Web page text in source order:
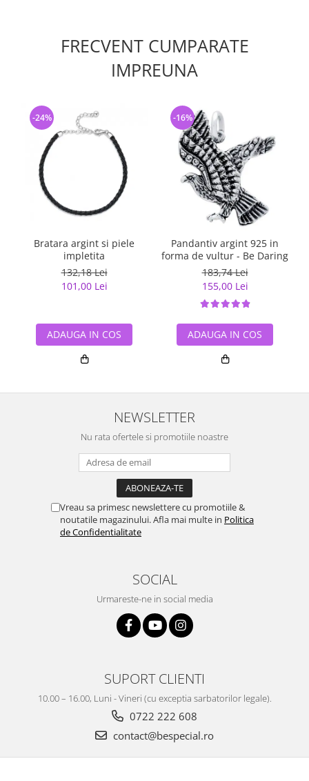
FRECVENT CUMPARATE
IMPREUNA
Bratara argint si piele
impletita
132,18 Lei
101,00 Lei
-24%
ADAUGA IN COS
Pandantiv argint 925 in
forma de vultur - Be Daring
183,74 Lei
155,00 Lei
-16%
ADAUGA IN COS
NEWSLETTER
Nu rata ofertele si promotiile noastre
Vreau sa primesc newslettere cu promotiile &
noutatile magazinului. Afla mai multe in Politica
de Confidentialitate
SOCIAL
Urmareste-ne in social media
SUPORT CLIENTI
10.00 – 16.00, Luni - Vineri (cu exceptia sarbatorilor legale).
0722 222 608
contact@bespecial.ro